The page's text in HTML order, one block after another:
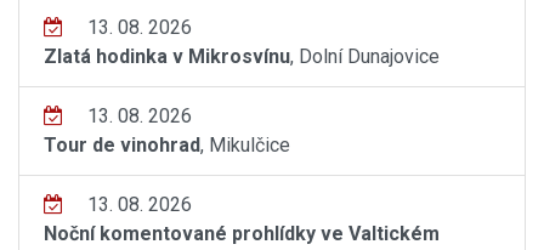
13. 08. 2026
Zlatá hodinka v Mikrosvínu, Dolní Dunajovice
13. 08. 2026
Tour de vinohrad, Mikulčice
13. 08. 2026
Noční komentované prohlídky ve Valtickém